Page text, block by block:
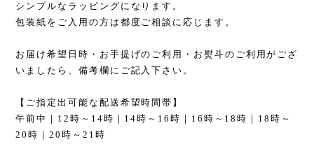
シンプルなラッピングになります。
包装紙をご入用の方は都度ご相談に応じます。
お届け希望日時・お手提げのご利用・お熨斗のご利用がござ
いましたら、備考欄にご記入下さい。
【ご指定出可能な配送希望時間帯】
午前中｜12時～14時｜14時～16時｜16時～18時｜18時～
20時｜20時～21時